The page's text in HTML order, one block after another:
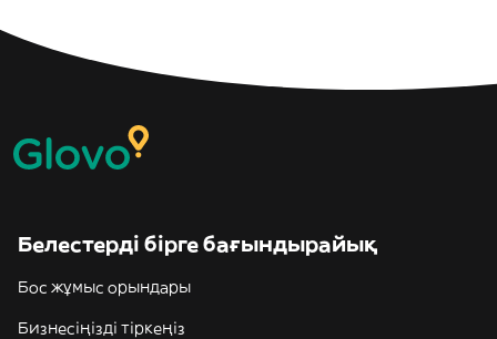
Белестерді бірге бағындырайық
Бос жұмыс орындары
Бизнесіңізді тіркеңіз